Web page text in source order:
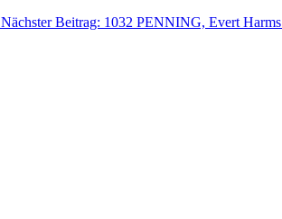
Nächster Beitrag: 1032 PENNING, Evert Harms